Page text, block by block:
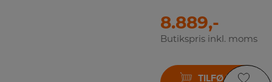
8.889,-
Butikspris inkl. moms
TILFØJ TIL